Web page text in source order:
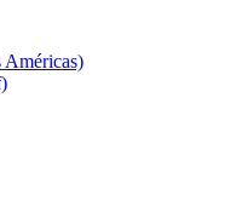
Américas)